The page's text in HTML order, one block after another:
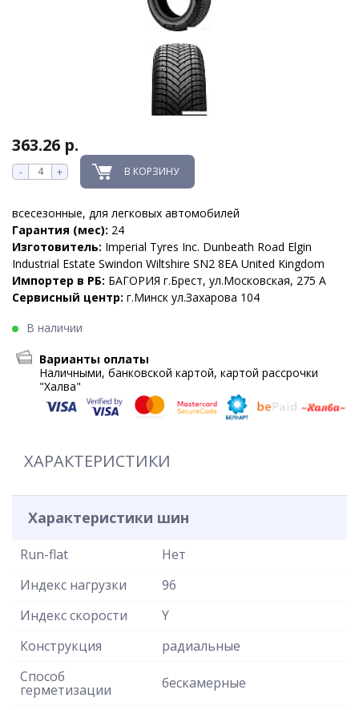
363.26 р.
- + В КОРЗИНУ
всесезонные, для легковых автомобилей
Гарантия (мес): 24
Изготовитель: Imperial Tyres Inc. Dunbeath Road Elgin
Industrial Estate Swindon Wiltshire SN2 8EA United Kingdom
Импортер в РБ: БАГОРИЯ г.Брест, ул.Московская, 275 А
Сервисный центр: г.Минск ул.Захарова 104
В наличии
Варианты оплаты
Наличными, банковской картой, картой рассрочки
"Халва"
ХАРАКТЕРИСТИКИ
Характеристики шин
Run-flat
Нет
Индекс нагрузки
96
Индекс скорости
Y
Конструкция
радиальные
Способ
герметизации бескамерные